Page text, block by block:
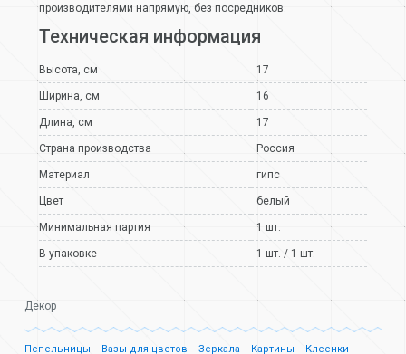
производителями напрямую, без посредников.
Техническая информация
Высота, см 17
Ширина, см 16
Длина, см 17
Страна производства Россия
Материал гипс
Цвет белый
Минимальная партия 1 шт.
В упаковке 1 шт. / 1 шт.
Декор
Пепельницы Вазы для цветов Зеркала Картины Клеенки